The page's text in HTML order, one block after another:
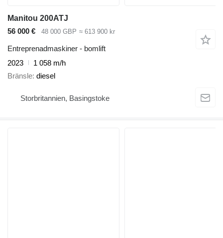
Manitou 200ATJ
56 000 €
48 000 GBP ≈ 613 900 kr
Entreprenadmaskiner - bomlift
2023
1 058 m/h
Bränsle diesel
Storbritannien, Basingstoke